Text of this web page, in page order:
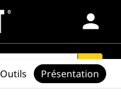
person
search
Outils Présentation